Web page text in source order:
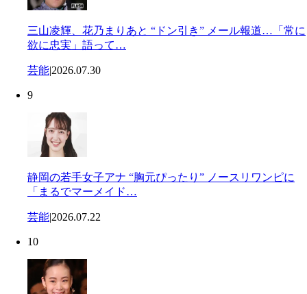
三山凌輝、花乃まりあと “ドン引き” メール報道…「常に
欲に忠実」語って…
芸能|2026.07.30
9
静岡の若手女子アナ “胸元ぴったり” ノースリワンピに
「まるでマーメイド…
芸能|2026.07.22
10